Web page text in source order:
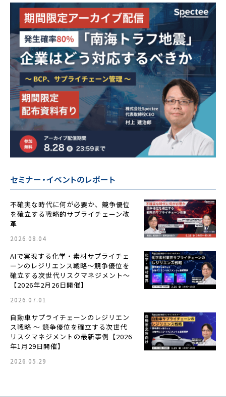
セミナー・イベントのレポート
不確実な時代に何が必要か、競争優位
を確立する戦略的サプライチェーン改
革
2026.08.04
AIで実現する化学・素材サプライチェ
ーンのレジリエンス戦略〜競争優位を
確立する次世代リスクマネジメント〜
【2026年2月26日開催】
2026.07.01
自動車サプライチェーンのレジリエン
ス戦略 ～ 競争優位を確立する次世代
リスクマネジメントの最新事例【2026
年1月29日開催】
2026.05.29